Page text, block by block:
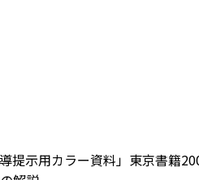
示用カラー資料」東京書籍